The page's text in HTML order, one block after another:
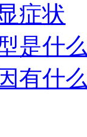
症状
是什
有什